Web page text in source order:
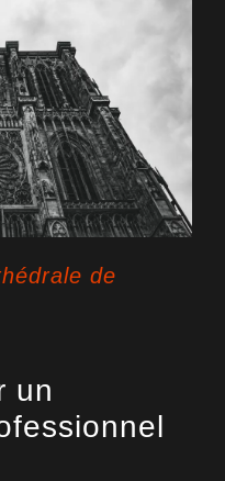
de
un